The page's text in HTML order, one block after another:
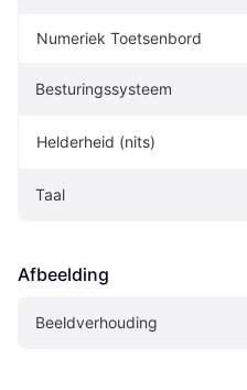
Numeriek Toetsenbord
Besturingssysteem
Helderheid (nits)
Taal
Afbeelding
Beeldverhouding